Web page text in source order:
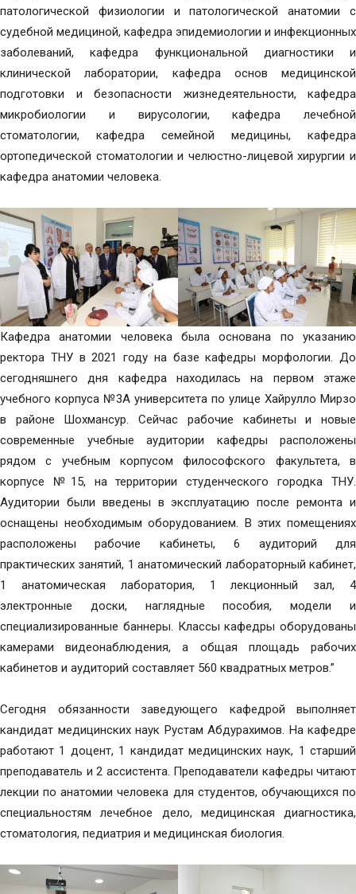
патологической физиологии и патологической анатомии с
судебной медициной, кафедра эпидемиологии и инфекционных
заболеваний, кафедра функциональной диагностики и
клинической лаборатории, кафедра основ медицинской
подготовки и безопасности жизнедеятельности, кафедра
микробиологии и вирусологии, кафедра лечебной
стоматологии, кафедра семейной медицины, кафедра
ортопедической стоматологии и челюстно-лицевой хирургии и
кафедра анатомии человека.
Кафедра анатомии человека была основана по указанию
ректора ТНУ в 2021 году на базе кафедры морфологии. До
сегодняшнего дня кафедра находилась на первом этаже
учебного корпуса №3А университета по улице Хайрулло Мирзо
в районе Шохмансур. Сейчас рабочие кабинеты и новые
современные учебные аудитории кафедры расположены
рядом с учебным корпусом философского факультета, в
корпусе №15, на территории студенческого городка ТНУ.
Аудитории были введены в эксплуатацию после ремонта и
оснащены необходимым оборудованием. В этих помещениях
расположены рабочие кабинеты, 6 аудиторий для
практических занятий, 1 анатомический лабораторный кабинет,
1 анатомическая лаборатория, 1 лекционный зал, 4
электронные доски, наглядные пособия, модели и
специализированные баннеры. Классы кафедры оборудованы
камерами видеонаблюдения, а общая площадь рабочих
кабинетов и аудиторий составляет 560 квадратных метров.”
Сегодня обязанности заведующего кафедрой выполняет
кандидат медицинских наук Рустам Абдурахимов. На кафедре
работают 1 доцент, 1 кандидат медицинских наук, 1 старший
преподаватель и 2 ассистента. Преподаватели кафедры читают
лекции по анатомии человека для студентов, обучающихся по
специальностям лечебное дело, медицинская диагностика,
стоматология, педиатрия и медицинская биология.